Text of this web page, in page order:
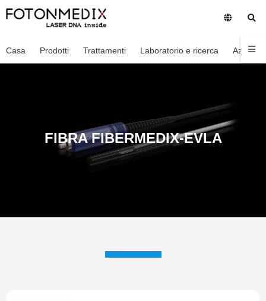
Casa Prodotti Trattamenti Laboratorio e ricerca Azienda
FIBRA FIBERMEDIX-EVLA